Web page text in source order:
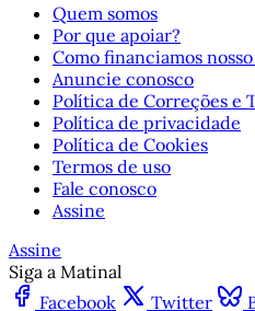
Quem somos
Por que apoiar?
Como financiamos
Anuncie conosco
Política de Correções e
Política de privacidade
Política de Cookies
Termos de uso
Fale conosco
Assine
Assine
Siga a Matinal
Facebook
Twitter